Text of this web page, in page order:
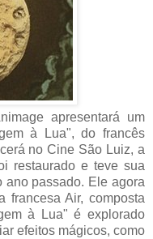
apresentará um
à Lua", do francês
no Cine São Luiz, a
restaurado e teve sua
ano passado. Ele agora
francesa Air, composta
à Lua" é explorado
efeitos mágicos, como